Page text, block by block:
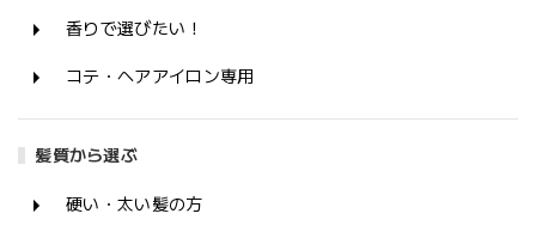
香りで選びたい！
コテ・ヘアアイロン専用
髪質から選ぶ
硬い・太い髪の方